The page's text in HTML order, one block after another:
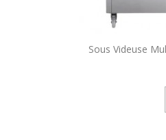
Sous Videuse
